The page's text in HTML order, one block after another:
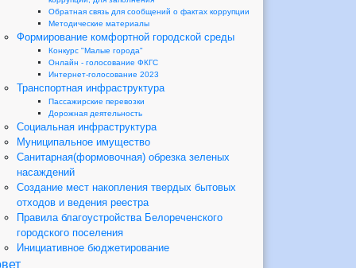
Обратная связь для сообщений о фактах коррупции
Методические материалы
Формирование комфортной городской среды
Конкурс "Малые города"
Онлайн - голосование ФКГС
Интернет-голосование 2023
Транспортная инфраструктура
Пассажирские перевозки
Дорожная деятельность
Социальная инфраструктура
Муниципальное имущество
Санитарная(формовочная) обрезка зеленых
насаждений
Создание мест накопления твердых бытовых
отходов и ведения реестра
Правила благоустройства Белореченского
городского поселения
Инициативное бюджетирование